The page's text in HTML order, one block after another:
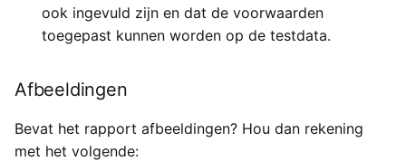
ook ingevuld zijn en dat de voorwaarden
toegepast kunnen worden op de testdata.
Afbeeldingen
Bevat het rapport afbeeldingen? Hou dan rekening
met het volgende: